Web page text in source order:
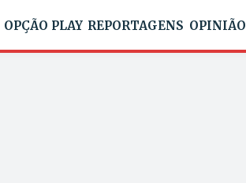
OPÇÃO PLAY REPORTAGENS OPINIÃO